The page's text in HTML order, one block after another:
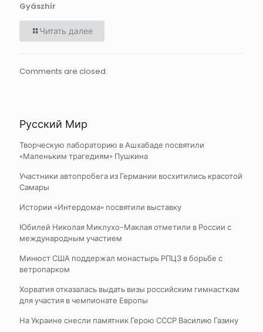
Gyászhír
Читать далее
Comments are closed.
Русский Мир
Творческую лабораторию в Ашхабаде посвятили
«Маленьким трагедиям» Пушкина
Участники автопробега из Германии восхитились красотой
Самары
Истории «Интердома» посвятили выставку
Юбилей Николая Миклухо-Маклая отметили в России с
международным участием
Минюст США поддержал монастырь РПЦЗ в борьбе с
ветропарком
Хорватия отказалась выдать визы российским гимнасткам
для участия в чемпионате Европы
На Украине снесли памятник Герою СССР Василию Газину